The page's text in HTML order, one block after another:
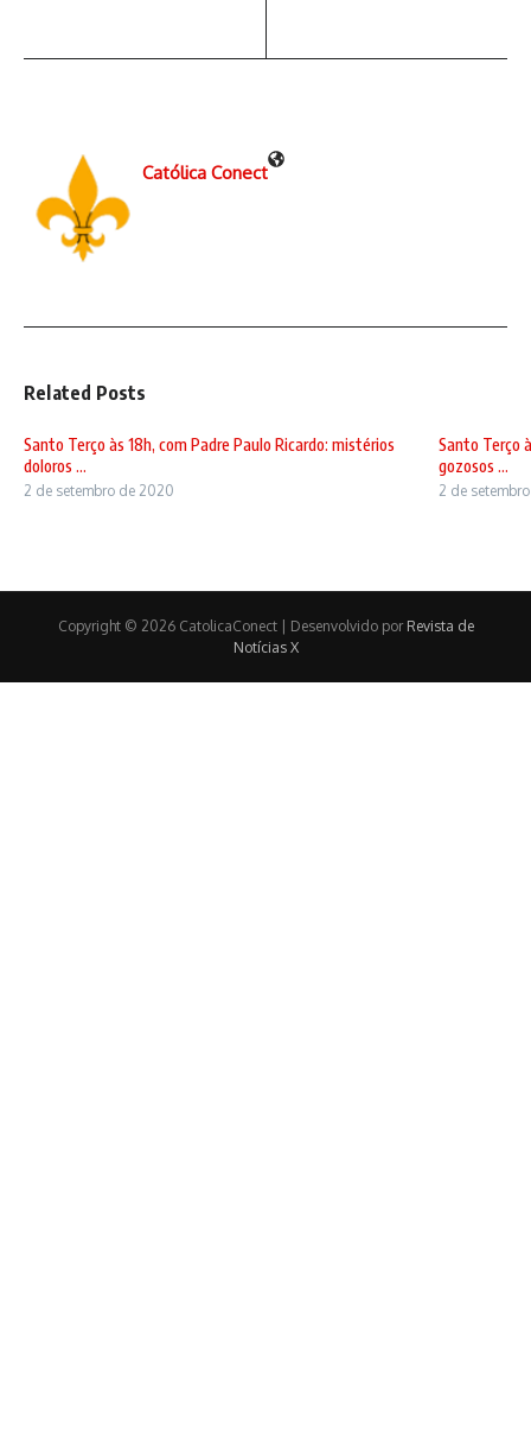
Católica Conect
Related Posts
Santo Terço às 18h, com Padre Paulo Ricardo: mistérios
doloros ...
2 de setembro de 2020
Santo Terço
gozosos ...
2 de
Copyright © 2026 CatolicaConect | Desenvolvido por Revista de
Notícias X